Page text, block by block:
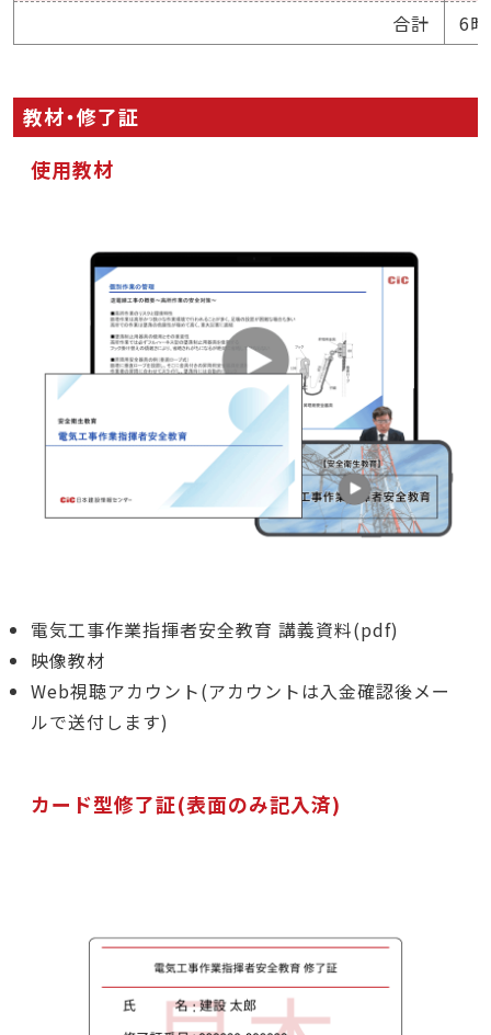
合計
6
教材・修了証
使用教材
電気工事作業指揮者安全教育 講義資料(pdf)
映像教材
Web視聴アカウント(アカウントは入金確認後メー
ルで送付します)
カード型修了証(表面のみ記入済)